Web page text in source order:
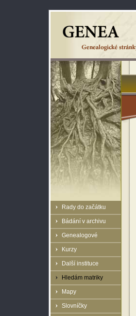
Rady do začátku
Bádání v archivu
Genealogové
Kurzy
Další instituce
Hledám matriky
Mapy
Slovníčky